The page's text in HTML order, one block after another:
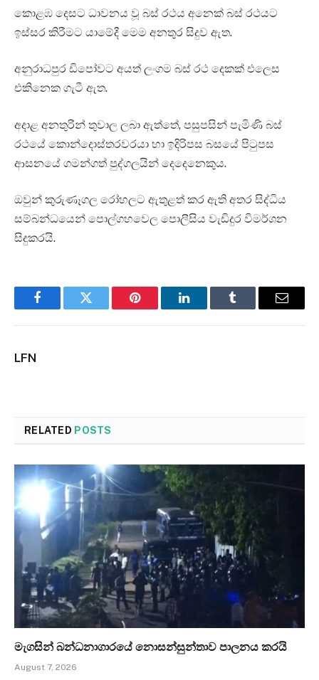
කොළඹ දෙසට ධාවනය වූ බස් රථය අනෙක් බස් රථයට
ඉස්සර කිරීමට යාමේදී මෙම අනතුර සිදුව ඇත.
අනුරාධපුර ඩිපෝවට අයත් ලංගම බස් රථ දෙකක් එලෙස
එකිනෙක ගැටී ඇත.
අදාළ අනතුරින් තුවාල ලබා ඇත්තේ, පසුපසින් පැමිණි බස්
රථයේ කොන්දොස්තරවරයා හා ඉදිරිපස බසයේ පිටුපස
ආසනයේ ගමන්ගත් පුද්ගලයින් දෙදෙනෙකුය.
ඔවුන් කුරුණෑගල රෝහලට ඇතුළත් කර ඇති අතර සිද්ධිය
සම්බන්ධයෙන් පොල්ගහවෙල පොලීසිය වැඩිදුර විමර්ශන
සිදුකරයි.
FacebookTwitter Pinterest LinkedInTumblr Email
LFN
RELATED POSTS
මැගසින් බන්ධනාගාරයේ නොසන්සුන්තාව පාලනය කරයි
August 7, 2026